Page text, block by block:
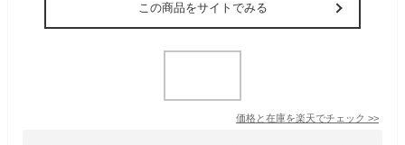
この商品をサイトでみる
価格と在庫を楽天でチェック >>